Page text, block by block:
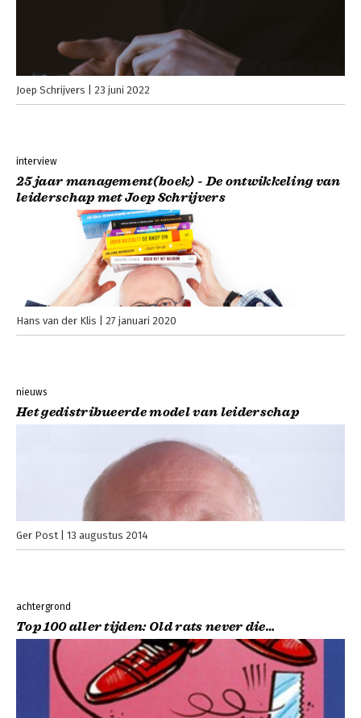
Joep Schrijvers 23 juni 2022
interview
25 jaar management(boek) - De ontwikkeling van
leiderschap met Joep Schrijvers
Hans van der Klis 27 januari 2020
nieuws
Het gedistribueerde model van leiderschap
Ger Post 13 augustus 2014
achtergrond
Top 100 aller tijden: Old rats never die…